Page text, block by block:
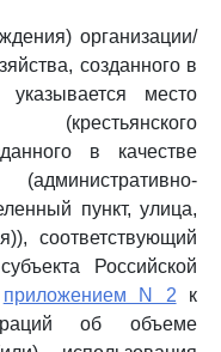
организации/
созданного в
указывается место
(крестьянского
в качестве
пункт, улица,
соответствующий
Российской
приложением N 2 к
об объеме